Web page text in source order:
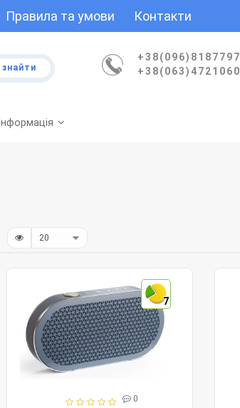
Правила та умови Контакти
знайти
+38(096)8187797
+38(063)4721060
Інформація
7
0